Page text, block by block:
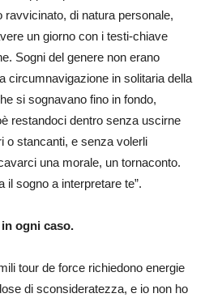
ravvicinato, di natura personale,
un giorno con i testi-chiave
Sogni del genere non erano
circumnavigazione in solitaria della
si sognavano fino in fondo,
restandoci dentro senza uscirne
o stancanti, e senza volerli
una morale, un tornaconto.
il sogno a interpretare te”.
ogni caso.
tour de force richiedono energie
di sconsideratezza, e io non ho